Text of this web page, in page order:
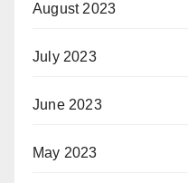
August 2023
July 2023
June 2023
May 2023